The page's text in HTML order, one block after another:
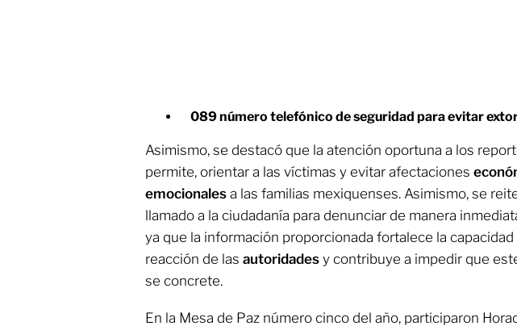
089 número telefónico de seguridad para evitar
Asimismo, se destacó que la atención oportuna a los
permite, orientar a las víctimas y evitar afectaciones
emocionales a las familias mexiquenses. Asimismo, se
llamado a la ciudadanía para denunciar de manera
ya que la información proporcionada fortalece la capacidad
reacción de las autoridades y contribuye a impedir que
se concrete.
En la Mesa de Paz número cinco del año, participaron